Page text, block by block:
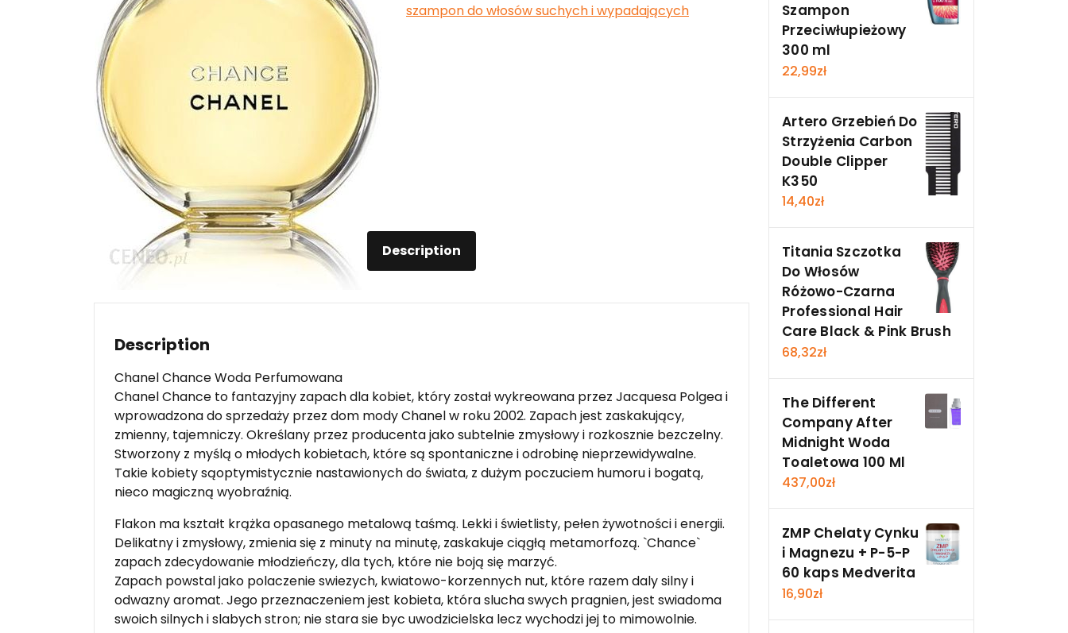
szampon do włosów suchych i wypadających
Description
Description
Chanel Chance Woda Perfumowana
Chanel Chance to fantazyjny zapach dla kobiet, który został wykreowana przez Jacquesa Polgea i
wprowadzona do sprzedaży przez dom mody Chanel w roku 2002. Zapach jest zaskakujący,
zmienny, tajemniczy. Określany przez producenta jako subtelnie zmysłowy i rozkosznie bezczelny.
Stworzony z myślą o młodych kobietach, które są spontaniczne i odrobinę nieprzewidywalne.
Takie kobiety sąoptymistycznie nastawionych do świata, z dużym poczuciem humoru i bogatą,
nieco magiczną wyobraźnią.
Flakon ma kształt krążka opasanego metalową taśmą. Lekki i świetlisty, pełen żywotności i energii.
Delikatny i zmysłowy, zmienia się z minuty na minutę, zaskakuje ciągłą metamorfozą. `Chance`
zapach zdecydowanie młodzieńczy, dla tych, które nie boją się marzyć.
Zapach powstal jako polaczenie swiezych, kwiatowo-korzennych nut, które razem daly silny i
odwazny aromat. Jego przeznaczeniem jest kobieta, która slucha swych pragnien, jest swiadoma
swoich silnych i slabych stron; nie stara sie byc uwodzicielska lecz wychodzi jej to mimowolnie.
Szampon
Przeciwłupieżowy
300 ml
22,99zł
Artero Grzebień Do
Strzyżenia Carbon
Double Clipper
K350
14,40zł
Titania Szczotka
Do Włosów
Różowo-Czarna
Professional Hair
Care Black & Pink Brush
68,32zł
The Different
Company After
Midnight Woda
Toaletowa 100 Ml
437,00zł
ZMP Chelaty Cynku
i Magnezu + P-5-P
60 kaps Medverita
16,90zł